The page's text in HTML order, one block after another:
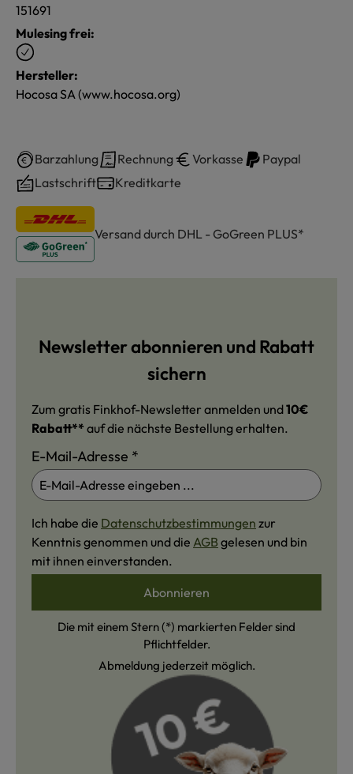
151691
Mulesing frei:
Hersteller:
Hocosa SA (www.hocosa.org)
Barzahlung Rechnung Vorkasse
Paypal
Lastschrift
Kreditkarte
Versand durch DHL - GoGreen PLUS*
Newsletter abonnieren und Rabatt
sichern
Zum gratis Finkhof-Newsletter anmelden und10€
Rabatt** auf die nächste Bestellung erhalten.
E-Mail-Adresse *
Ich habe die Datenschutzbestimmungen zur
Kenntnis genommen und die AGB gelesen und bin
mit ihnen einverstanden.
Abonnieren
Die mit einem Stern (*) markierten Felder sind
Pflichtfelder.
Abmeldung jederzeit möglich.